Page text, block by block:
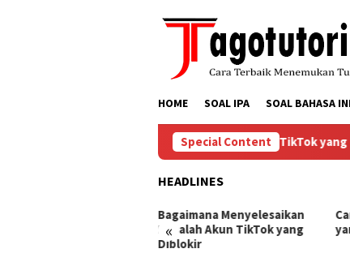
HOME SOAL IPA SOAL BAHASA
Special Content
Bagaimana Menyelesaikan Masalah Akun TikTok yang
HEADLINES
«
Bagaimana Menyelesaikan
Masalah Akun TikTok yang
Diblokir